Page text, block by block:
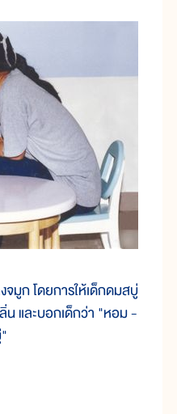
มูก โดยการให้เด็กดมสบู่
น และบอกเด็กว่า "หอม -